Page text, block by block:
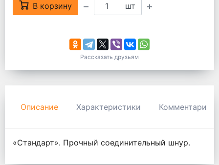
В корзину шт
Рассказать друзьям
Описание Характеристики Комментарии
«Стандарт». Прочный соединительный шнур.